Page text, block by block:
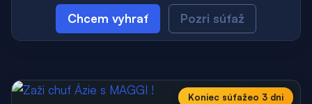
Chcem vyhrať Pozri súťaž
Koniec súťažeo 3 dni